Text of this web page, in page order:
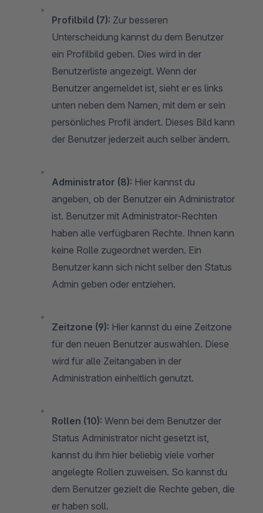
Profilbild (7): Zur besseren
Unterscheidung kannst du dem Benutzer
ein Profilbild geben. Dies wird in der
Benutzerliste angezeigt. Wenn der
Benutzer angemeldet ist, sieht er es links
unten neben dem Namen, mit dem er sein
persönliches Profil ändert. Dieses Bild kann
der Benutzer jederzeit auch selber ändern.
Administrator (8): Hier kannst du
angeben, ob der Benutzer ein Administrator
ist. Benutzer mit Administrator-Rechten
haben alle verfügbaren Rechte. Ihnen kann
keine Rolle zugeordnet werden. Ein
Benutzer kann sich nicht selber den Status
Admin geben oder entziehen.
Zeitzone (9): Hier kannst du eine Zeitzone
für den neuen Benutzer auswählen. Diese
wird für alle Zeitangaben in der
Administration einheitlich genutzt.
Rollen (10): Wenn bei dem Benutzer der
Status Administrator nicht gesetzt ist,
kannst du ihm hier beliebig viele vorher
angelegte Rollen zuweisen. So kannst du
dem Benutzer gezielt die Rechte geben, die
er haben soll.